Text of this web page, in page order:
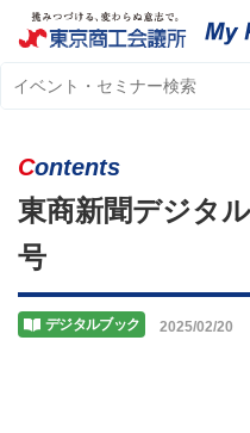
Contents
東商新聞デジタ
号
デジタルブック 2025/02/20